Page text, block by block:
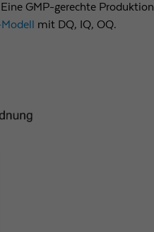
GMP-gerechte Produktion
mit DQ, IQ, OQ.